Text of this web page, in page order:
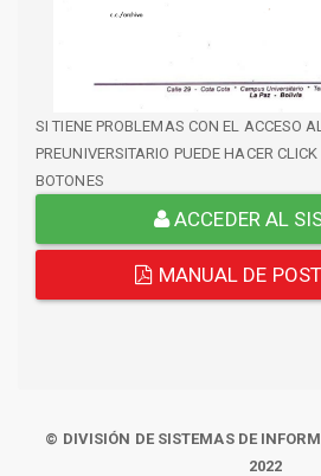
SI TIENE PROBLEMAS CON EL ACCESO
PREUNIVERSITARIO PUEDE HACER
BOTONES
ACCEDER AL
MANUAL DE
© DIVISIÓN DE SISTEMAS DE
2022